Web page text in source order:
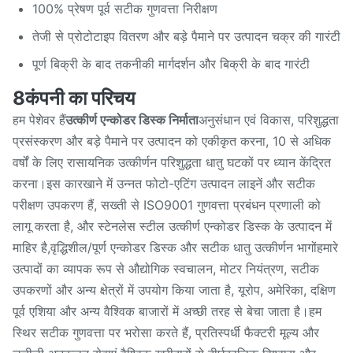
100% प्रेषण पूर्व सटीक गुणवत्ता निरीक्षण
तेजी से प्रोटोटाइप वितरण और बड़े पैमाने पर उत्पादन चक्र की गारंटी
पूर्ण बिक्री के बाद तकनीकी मार्गदर्शन और बिक्री के बाद गारंटी
8कंपनी का परिचय
हम पेशेवर हैंउत्कीर्ण एन्कोडर डिस्क निर्माताअनुसंधान एवं विकास, परिशुद्धता
प्रसंस्करण और बड़े पैमाने पर उत्पादन को एकीकृत करना, 10 से अधिक
वर्षों के लिए रासायनिक उत्कीर्णन परिशुद्धता धातु घटकों पर ध्यान केंद्रित
करना।इस कारखाने में उन्नत फोटो-एटिंग उत्पादन लाइनें और सटीक
परीक्षण उपकरण हैं, सख्ती से ISO9001 गुणवत्ता प्रबंधन प्रणाली को
लागू करता है, और स्टेनलेस स्टील उत्कीर्ण एन्कोडर डिस्क के उत्पादन में
माहिर है,वृद्धिशील/पूर्ण एन्कोडर डिस्क और सटीक धातु उत्कीर्णन भागोंहमारे
उत्पादों का व्यापक रूप से औद्योगिक स्वचालन, मोटर नियंत्रण, सटीक
उपकरणों और अन्य क्षेत्रों में उपयोग किया जाता है, यूरोप, अमेरिका, दक्षिण
पूर्व एशिया और अन्य वैश्विक बाजारों में अच्छी तरह से बेचा जाता है।हम
स्थिर सटीक गुणवत्ता पर भरोसा करते हैं, प्रतिस्पर्धी फैक्टरी मूल्य और